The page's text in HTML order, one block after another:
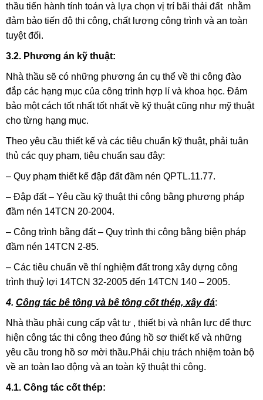
thầu tiến hành tính toán và lựa chọn vị trí bãi thải đất nhằm
đảm bảo tiến độ thi công, chất lượng công trình và an toàn
tuyệt đối.
3.2. Phương án kỹ thuật:
Nhà thầu sẽ có những phương án cụ thể về thi công đào
đắp các hạng mục của công trình hợp lí và khoa học. Đảm
bảo một cách tốt nhất tốt nhất về kỹ thuật cũng như mỹ thuật
cho từng hạng mục.
Theo yêu cầu thiết kế và các tiêu chuẩn kỹ thuật, phải tuân
thủ các quy phạm, tiêu chuẩn sau đây:
– Quy phạm thiết kế đập đất đầm nén QPTL.11.77.
– Đập đất – Yêu cầu kỹ thuật thi công bằng phương pháp
đầm nén 14TCN 20-2004.
– Công trình bằng đất – Quy trình thi công bằng biện pháp
đầm nén 14TCN 2-85.
– Các tiêu chuẩn về thí nghiệm đất trong xây dựng công
trình thuỷ lợi 14TCN 32-2005 đến 14TCN 140 – 2005.
4. Công tác bê tông và bê tông cốt thép, xây đá:
Nhà thầu phải cung cấp vật tư , thiết bị và nhân lực để thực
hiện công tác thi công theo đúng hồ sơ thiết kế và những
yêu cầu trong hồ sơ mời thầu.Phải chịu trách nhiệm toàn bộ
về an toàn lao động và an toàn kỹ thuật thi công.
4.1. Công tác cốt thép: